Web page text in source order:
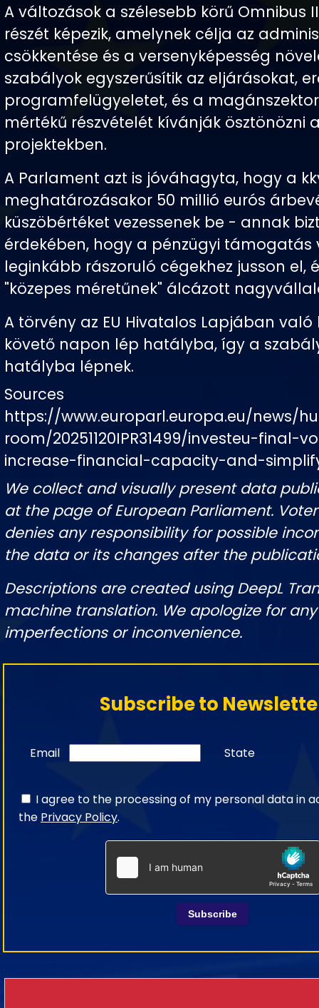
A változások a szélesebb körű Omnibus
részét képezik, amelynek célja az
csökkentése és a versenyképesség
szabályok egyszerűsítik az eljárásokat,
programfelügyeletet, és a
mértékű részvételét kívánják ösztönözni
projektekben.
A Parlament azt is jóváhagyta, hogy a
meghatározásakor 50 millió eurós
küszöbértéket vezessenek be - annak
érdekében, hogy a pénzügyi
leginkább rászoruló cégekhez jusson el,
"közepes méretűnek" álcázott
A törvény az EU Hivatalos Lapjában való
követő napon lép hatályba, így a
hatályba lépnek.
Sources
https://www.europarl.europa.eu/news/
room/20251120IPR31499/investeu-final-
increase-financial-capacity-and-
We collect and visually present data
at the page of European Parliament.
denies any responsibility for possible
the data or its changes after the
Descriptions are created using DeepL
machine translation. We apologize for
imperfections or inconvenience.
Subscribe to
Email State
I agree to the processing of my personal data in
the Privacy Policy.
Subscribe